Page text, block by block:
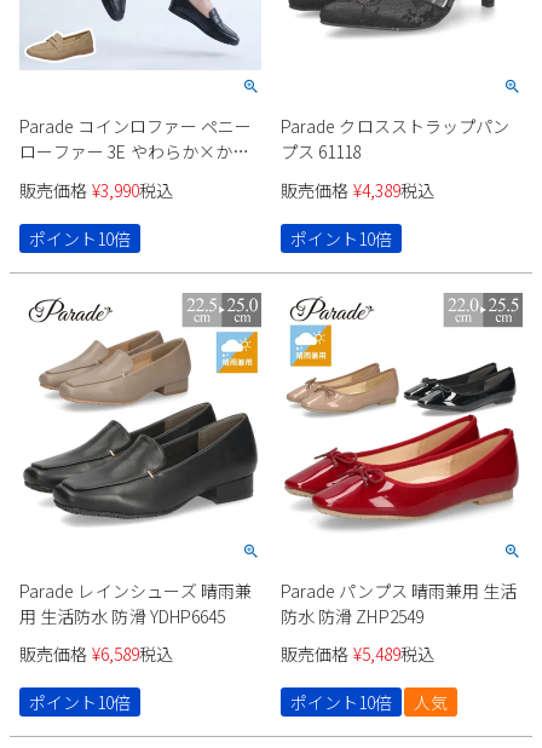
Parade コインロファー ペニー
ローファー 3E やわらか×かる
い 51117
販売価格 ¥3,990税込
ポイント10倍
Parade クロスストラップパン
プス 61118
販売価格 ¥4,389税込
ポイント10倍
Parade レインシューズ 晴雨兼
用 生活防水 防滑 YDHP6645
販売価格 ¥6,589税込
ポイント10倍
Parade パンプス 晴雨兼用 生活
防水 防滑 ZHP2549
販売価格 ¥5,489税込
ポイント10倍
人気